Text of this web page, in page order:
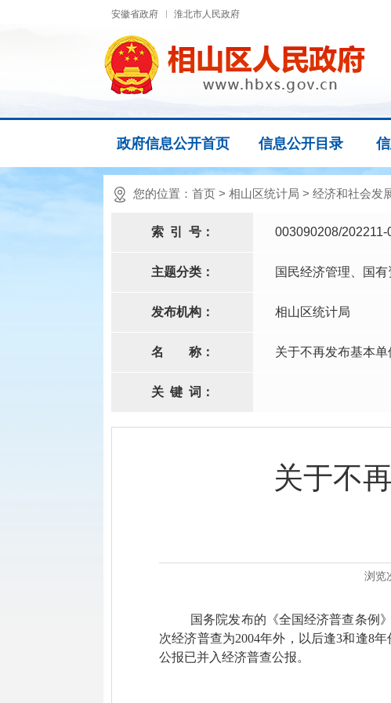
安徽省政府 淮北市人民政府
政府信息公开首页 信息公开目录
您的位置： 首页 > 相山区统计局 > 经济和社会发
索 引 号： 003090208/202211-
主题分类： 国民经济管理、国有
发布机构： 相山区统计局
名 称： 关于不再发布基本
关 键 词：
关于不
浏览
国务院发布的《全国经济普查条例》
次经济普查为2004年外，以后逢3和逢8
公报已并入经济普查公报。